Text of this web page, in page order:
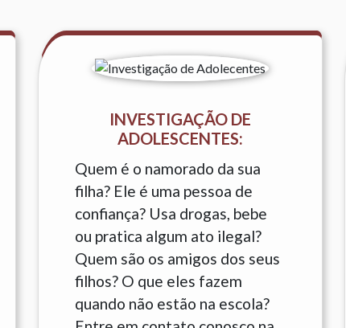
INVESTIGAÇÃO DE
ADOLESCENTES:
Quem é o namorado da sua
filha? Ele é uma pessoa de
confiança? Usa drogas, bebe
ou pratica algum ato ilegal?
Quem são os amigos dos seus
filhos? O que eles fazem
quando não estão na escola?